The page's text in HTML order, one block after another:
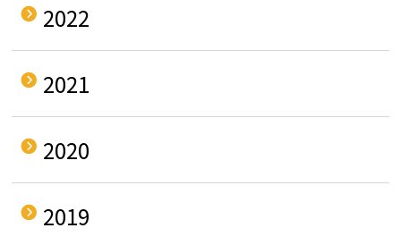
2022
2021
2020
2019